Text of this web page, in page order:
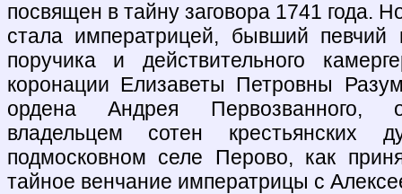
посвящен в тайну заговора 1741 года.
стала императрицей, бывший певчий
поручика и действительного
коронации Елизаветы Петровны
ордена Андрея Первозванного,
владельцем сотен
подмосковном селе Перово, как
тайное венчание императрицы с